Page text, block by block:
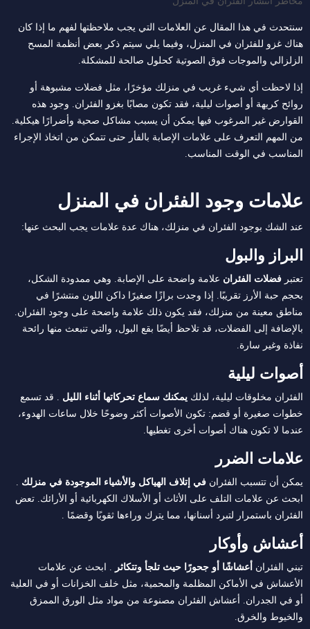
سنتحدث في هذا المقال عن العلامات التي يجب ملاحظتها لفهم ما إذا كان
هناك غزو للفئران في المنزل، وفيما يلي سيتم ذكر بعض أنظمة المسح
الزلزالي والموجات فوق الصوتية كحلول صالحة للمشكلة.
إذا لاحظت أي شيء غريب في منزلك مؤخرًا، مثل فضلات مشبوهة أو
روائح كريهة أو أصوات ليلية، فقد تكون مصابًا بغزو الفئران. وجود هذه
القوارض غير المرغوب فيها يمكن أن يسبب مشاكل صحية وأضرارًا هيكلية.
من المهم التعرف على علامات الإصابة بالفأر حتى تتمكن من اتخاذ الإجراء
المناسب في الوقت المناسب.
علامات وجود الفئران في المنزل
عند الشك بوجود الفئران في منزلك، هناك عدة علامات يجب البحث عنها:
البراز والبول
تعتبر فضلات الفئران علامة واضحة على الإصابة. وهي ممدودة الشكل،
بحجم حبة الأرز تقريبًا. إذا وجدت برازًا صغيرًا داكن اللون منتشرًا في
مناطق معينة من منزلك، فقد يكون ذلك علامة واضحة على وجود الفئران.
بالإضافة إلى الفضلات، قد تلاحظ أيضًا بقع البول، والتي تنبعث منها رائحة
نفاذة وغير سارة.
أصوات ليلية
الفئران مخلوقات ليلية، لذلك يمكنك سماع تحركاتها أثناء الليل . قد تسمع
خطوات صغيرة أو قضم: تكون الأصوات أكثر وضوحًا خلال ساعات الهدوء،
عندما لا تكون هناك أصوات أخرى تغطيها.
علامات الضرر
يمكن أن تتسبب الفئران في إتلاف الهياكل والأشياء الموجودة في منزلك .
ابحث عن علامات التلف على الأثاث أو الأسلاك الكهربائية أو الأرائك. تعض
الفئران باستمرار لتبرد أسنانها، مما يترك وراءها ثقوبًا وقضمًا .
أعشاش وأوكار
تبني الفئران أعشاشًا أو جحورًا حيث تلجأ وتتكاثر . ابحث عن علامات
الأعشاش في الأماكن المظلمة والمحمية، مثل خلف الخزانات أو في العلية
أو في الجدران. أعشاش الفئران مصنوعة من مواد مثل الورق الممزق
والخيوط والخرق.